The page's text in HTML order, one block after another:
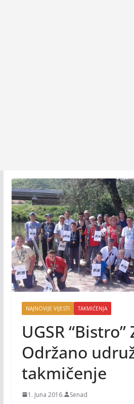
NAJNOVIJE VIJESTI TAKMIČENJA
UGSR “Bistro”
Održano
takmičenje
1. Juna 2016. Senad